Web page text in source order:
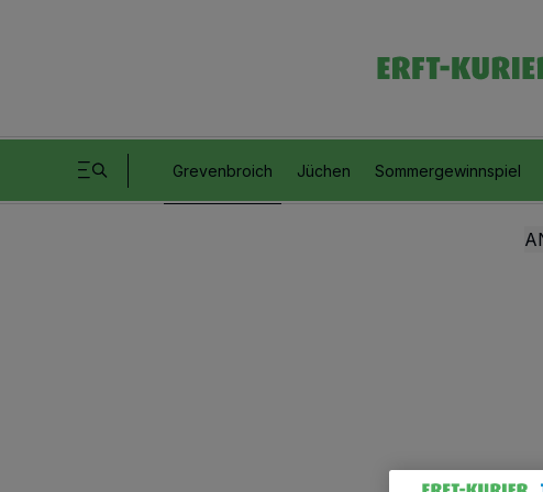
Grevenbroich Jüchen Sommergewinnspiel